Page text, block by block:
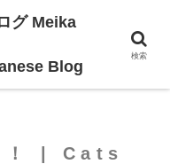
！ | Cats
グ Meika
Blog
検索